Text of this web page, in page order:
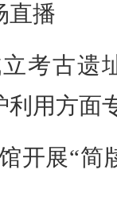
直播
考古遗
利用方面
开展“